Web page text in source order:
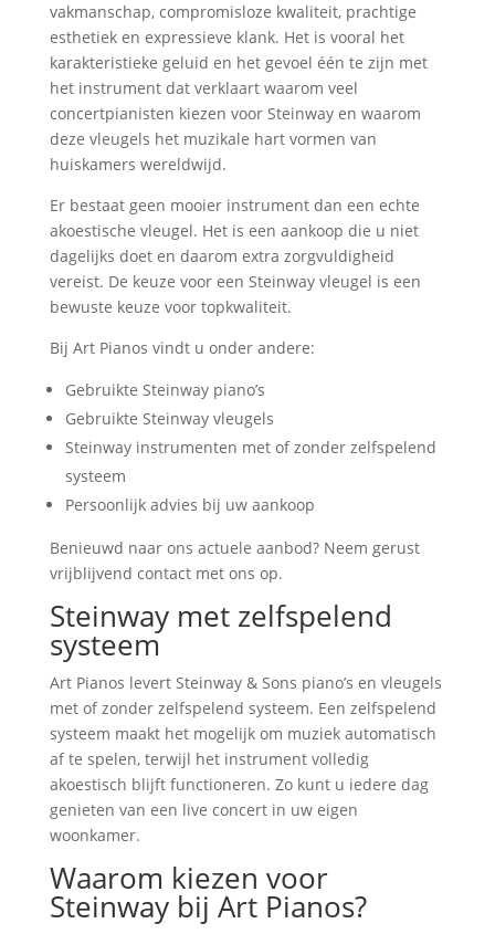
vakmanschap, compromisloze kwaliteit, prachtige
esthetiek en expressieve klank. Het is vooral het
karakteristieke geluid en het gevoel één te zijn met
het instrument dat verklaart waarom veel
concertpianisten kiezen voor Steinway en waarom
deze vleugels het muzikale hart vormen van
huiskamers wereldwijd.
Er bestaat geen mooier instrument dan een echte
akoestische vleugel. Het is een aankoop die u niet
dagelijks doet en daarom extra zorgvuldigheid
vereist. De keuze voor een Steinway vleugel is een
bewuste keuze voor topkwaliteit.
Bij Art Pianos vindt u onder andere:
Gebruikte Steinway piano’s
Gebruikte Steinway vleugels
Steinway instrumenten met of zonder zelfspelend
systeem
Persoonlijk advies bij uw aankoop
Benieuwd naar ons actuele aanbod? Neem gerust
vrijblijvend contact met ons op.
Steinway met zelfspelend
systeem
Art Pianos levert Steinway & Sons piano’s en vleugels
met of zonder zelfspelend systeem. Een zelfspelend
systeem maakt het mogelijk om muziek automatisch
af te spelen, terwijl het instrument volledig
akoestisch blijft functioneren. Zo kunt u iedere dag
genieten van een live concert in uw eigen
woonkamer.
Waarom kiezen voor
Steinway bij Art Pianos?